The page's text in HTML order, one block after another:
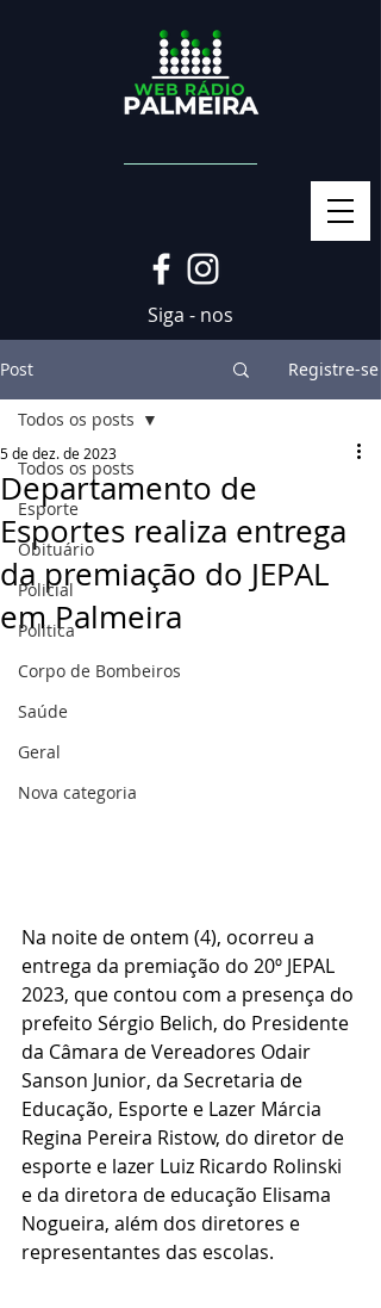
Siga - nos
Post Registre-se
Todos os posts
Esporte
Obituário
Policial
Politica
Corpo de Bombeiros
Saúde
Geral
Nova categoria
Todos os posts
Departamento de
Esportes realiza entrega
da premiação do JEPAL
em Palmeira
5 de dez. de 2023
Na noite de ontem (4), ocorreu a
entrega da premiação do 20º JEPAL
2023, que contou com a presença do
prefeito Sérgio Belich, do Presidente
da Câmara de Vereadores Odair
Sanson Junior, da Secretaria de
Educação, Esporte e Lazer Márcia
Regina Pereira Ristow, do diretor de
esporte e lazer Luiz Ricardo Rolinski
e da diretora de educação Elisama
Nogueira, além dos diretores e
representantes das escolas.